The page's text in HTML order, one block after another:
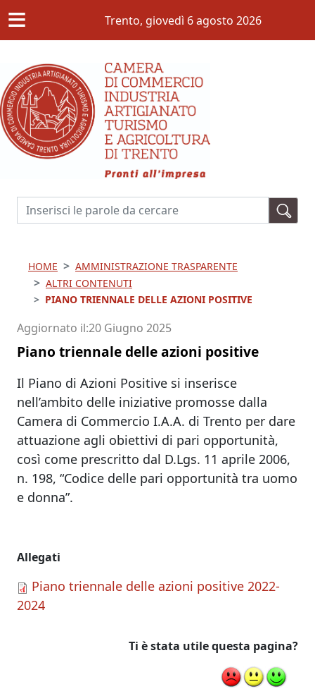
≡ Trento, giovedì 6 agosto 2026
Cerca
HOME
AMMINISTRAZIONE TRASPARENTE
ALTRI CONTENUTI
PIANO TRIENNALE DELLE AZIONI POSITIVE
Aggiornato il 20 Giugno 2025
Piano triennale delle azioni positive
Il Piano di Azioni Positive si inserisce
nell’ambito delle iniziative promosse dalla
Camera di Commercio I.A.A. di Trento per dare
attuazione agli obiettivi di pari opportunità,
così come prescritto dal D.Lgs. 11 aprile 2006,
n. 198, “Codice delle pari opportunità tra uomo
e donna”.
Allegati
Piano triennale delle azioni positive 2022-
2024
Ti è stata utile questa pagina?